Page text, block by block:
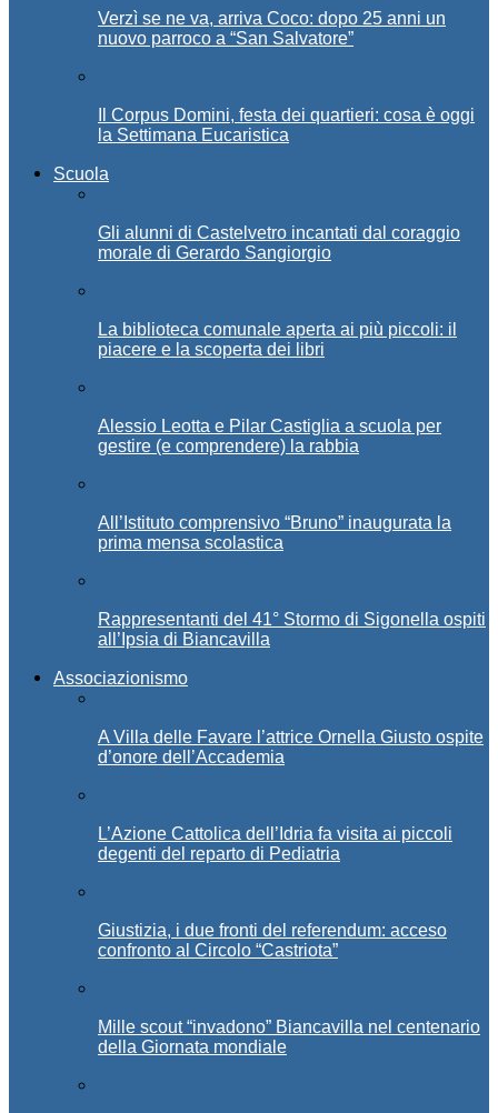
Verzì se ne va, arriva Coco: dopo 25 anni un
nuovo parroco a “San Salvatore”
Il Corpus Domini, festa dei quartieri: cosa è oggi
la Settimana Eucaristica
Scuola
Gli alunni di Castelvetro incantati dal coraggio
morale di Gerardo Sangiorgio
La biblioteca comunale aperta ai più piccoli: il
piacere e la scoperta dei libri
Alessio Leotta e Pilar Castiglia a scuola per
gestire (e comprendere) la rabbia
All’Istituto comprensivo “Bruno” inaugurata la
prima mensa scolastica
Rappresentanti del 41° Stormo di Sigonella ospiti
all’Ipsia di Biancavilla
Associazionismo
A Villa delle Favare l’attrice Ornella Giusto ospite
d’onore dell’Accademia
L’Azione Cattolica dell’Idria fa visita ai piccoli
degenti del reparto di Pediatria
Giustizia, i due fronti del referendum: acceso
confronto al Circolo “Castriota”
Mille scout “invadono” Biancavilla nel centenario
della Giornata mondiale